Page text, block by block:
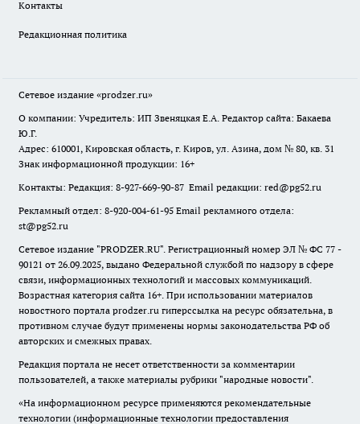
Контакты
Редакционная политика
Сетевое издание «prodzer.ru»
О компании: Учредитель: ИП Звеняцкая Е.А. Редактор сайта: Бакаева
Ю.Г.
Адрес: 610001, Кировская область, г. Киров, ул. Азина, дом № 80, кв. 31
Знак информационной продукции: 16+
Контакты: Редакция: 8-927-669-90-87 Email редакции: red@pg52.ru
Рекламный отдел: 8-920-004-61-95 Email рекламного отдела:
st@pg52.ru
Сетевое издание "PRODZER.RU". Регистрационный номер ЭЛ № ФС 77 -
90121 от 26.09.2025, выдано Федеральной службой по надзору в сфере
связи, информационных технологий и массовых коммуникаций.
Возрастная категория сайта 16+. При использовании материалов
новостного портала prodzer.ru гиперссылка на ресурс обязательна, в
противном случае будут применены нормы законодательства РФ об
авторских и смежных правах.
Редакция портала не несет ответственности за комментарии
пользователей, а также материалы рубрики "народные новости".
«На информационном ресурсе применяются рекомендательные
технологии (информационные технологии предоставления